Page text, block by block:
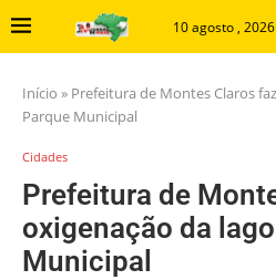
10 agosto , 2026
Início » Prefeitura de Montes Claros
Parque Municipal
Cidades
Prefeitura de
oxigenação da
Municipal